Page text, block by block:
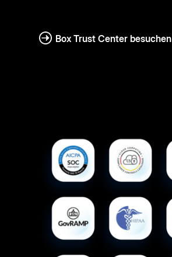
Box Trust Center besuchen